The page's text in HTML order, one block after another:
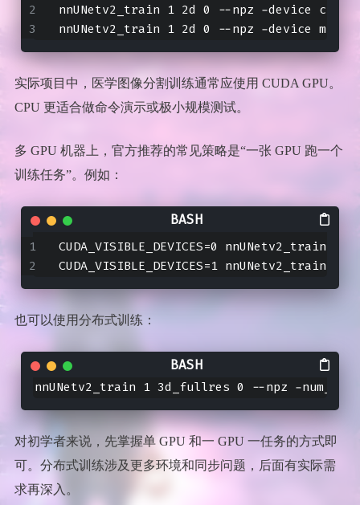
nnUNetv2_train 1 2d 0 --npz -device cpu
nnUNetv2_train 1 2d 0 --npz -device mps
实际项目中，医学图像分割训练通常应使用 CUDA GPU。
CPU 更适合做命令演示或极小规模测试。
多 GPU 机器上，官方推荐的常见策略是“一张 GPU 跑一个
训练任务”。例如：
CUDA_VISIBLE_DEVICES=0 nnUNetv2_train
CUDA_VISIBLE_DEVICES=1 nnUNetv2_train
也可以使用分布式训练：
nnUNetv2_train 1 3d_fullres 0 --npz -
对初学者来说，先掌握单 GPU 和一 GPU 一任务的方式即
可。分布式训练涉及更多环境和同步问题，后面有实际需
求再深入。